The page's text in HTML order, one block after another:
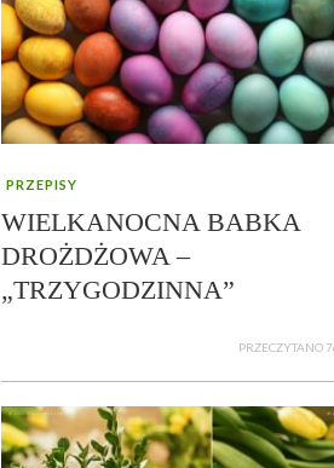
PRZEPISY
WIELKANOCNA BABKA
DROŻDŻOWA –
„TRZYGODZINNA”
PRZECZYTANO